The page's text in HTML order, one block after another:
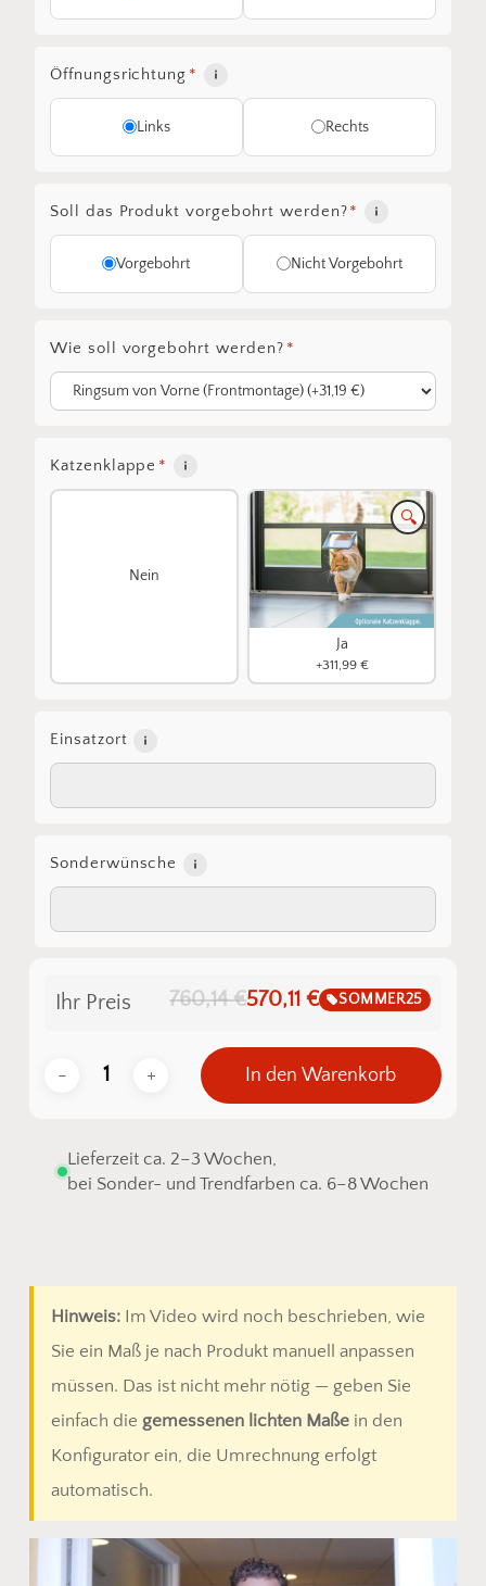
Öffnungsrichtung *
Links Rechts
Soll das Produkt vorgebohrt werden?*
Vorgebohrt Nicht Vorgebohrt
Wie soll vorgebohrt werden? *
Katzenklappe *
Nein
🔍
Ja
+311,99 €
Einsatzort
Sonderwünsche
Ihr Preis 760,14 €570,11 € SOMMER25
In den Warenkorb
Lieferzeit ca. 2–3 Wochen,
bei Sonder- und Trendfarben ca. 6–8 Wochen
Hinweis:Im Video wird noch beschrieben, wie
Sie ein Maß je nach Produkt manuell anpassen
müssen. Das ist nicht mehr nötig — geben Sie
einfach die gemessenen lichten Maßein den
Konfigurator ein, die Umrechnung erfolgt
automatisch.